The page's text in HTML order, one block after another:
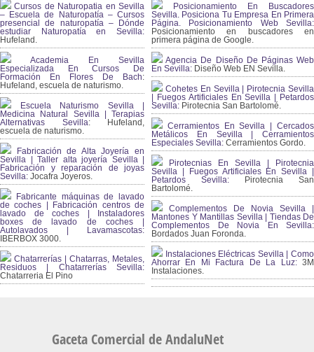
Cursos de Naturopatia en Sevilla
– Escuela de Naturopatía – Cursos
presencial de naturopatía – Dónde
estudiar Naturopatía en Sevilla:
Hufeland.
Academia En Sevilla
Especializada En Cursos De
Formación En Flores De Bach:
Hufeland, escuela de naturismo.
Escuela Naturismo Sevilla |
Medicina Natural Sevilla | Terapias
Alternativas Sevilla: Hufeland,
escuela de naturismo.
Fabricación de Alta Joyería en
Sevilla | Taller alta joyería Sevilla |
Fabricación y reparación de joyas
Sevilla: Jocafra Joyeros.
Fabricante máquinas de lavado
de coches | Fabricación centros de
lavado de coches | Instaladores
boxes de lavado de coches |
Autolavados | Lavamascotas:
IBERBOX 3000.
Chatarrerías | Chatarras, Metales,
Residuos | Chatarrerías Sevilla:
Chatarreria El Pino
Posicionamiento En Buscadores
Sevilla. Posiciona Tu Empresa En Primera
Página. Posicionamiento Web Sevilla:
Posicionamiento en buscadores en
primera página de Google.
Agencia De Diseño De Páginas Web
En Sevilla: Diseño Web EN Sevilla.
Cohetes En Sevilla | Pirotecnia Sevilla
| Fuegos Artificiales En Sevilla | Petardos
Sevilla: Pirotecnia San Bartolomé.
Cerramientos En Sevilla | Cercados
Metálicos En Sevilla | Cerramientos
Especiales Sevilla: Cerramientos Gordo.
Pirotecnias En Sevilla | Pirotecnia
Sevilla | Fuegos Artificiales En Sevilla |
Petardos Sevilla: Pirotecnia San
Bartolomé.
Complementos De Novia Sevilla |
Mantones Y Mantillas Sevilla | Tiendas De
Complementos De Novia En Sevilla:
Bordados Juan Foronda.
Instalaciones Eléctricas Sevilla | Como
Ahorrar En Mi Factura De La Luz:3M
Instalaciones.
Gaceta Comercial de AndaluNet